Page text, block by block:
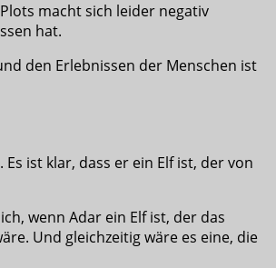
macht sich leider negativ
hat.
den Erlebnissen der Menschen ist
ist klar, dass er ein Elf ist, der von
wenn Adar ein Elf ist, der das
Und gleichzeitig wäre es eine, die